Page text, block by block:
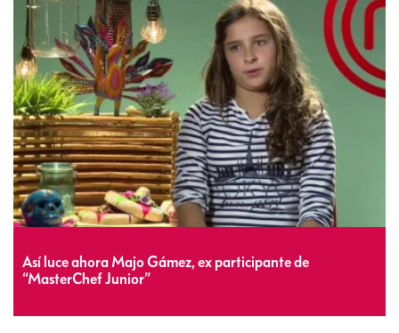
Así luce ahora Majo Gámez, ex participante de
“MasterChef Junior”